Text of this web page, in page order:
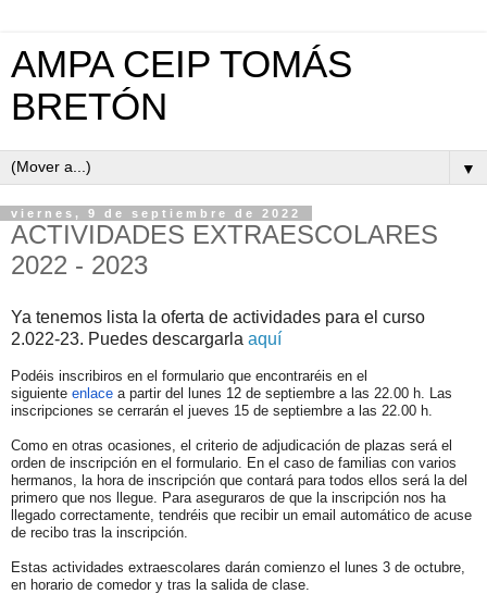
AMPA CEIP TOMÁS
BRETÓN
▼
viernes, 9 de septiembre de 2022
ACTIVIDADES EXTRAESCOLARES
2022 - 2023
Ya tenemos lista la oferta de actividades para el curso
2.022-23. Puedes descargarla aquí
Podéis inscribiros en el formulario que encontraréis en el
siguiente enlace a partir del lunes 12 de septiembre a las 22.00 h. Las
inscripciones se cerrarán el jueves 15 de septiembre a las 22.00 h.
Como en otras ocasiones, el criterio de adjudicación de plazas será el
orden de inscripción en el formulario. En el caso de familias con varios
hermanos, la hora de inscripción que contará para todos ellos será la del
primero que nos llegue. Para aseguraros de que la inscripción nos ha
llegado correctamente, tendréis que recibir un email automático de acuse
de recibo tras la inscripción.
Estas actividades extraescolares darán comienzo el lunes 3 de octubre,
en horario de comedor y tras la salida de clase.